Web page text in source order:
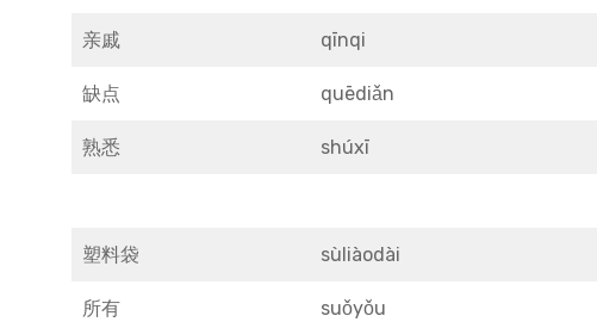
亲戚 qīnqi
缺点 quēdiǎn
熟悉 shúxī
塑料袋 sùliàodài
所有 suǒyǒu